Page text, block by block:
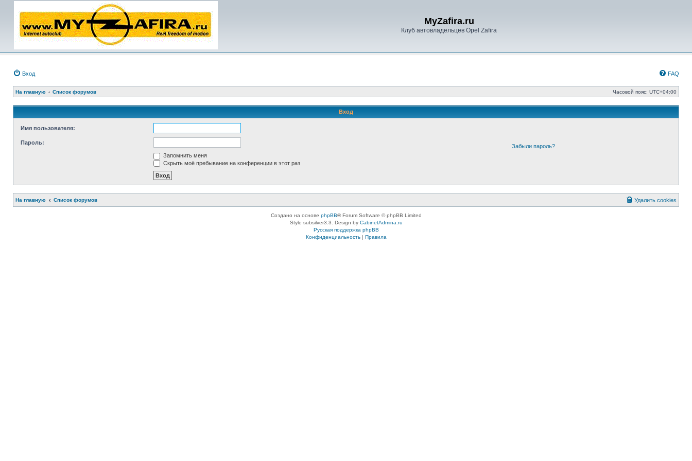
MyZafira.ru
Клуб автовладельцев Opel Zafira
Вход FAQ
На главную Список форумов Часовой пояс: UTC+04:00
Вход
Имя пользователя:
Пароль:
Забыли пароль?
Запомнить меня
Скрыть моё пребывание на конференции в этот раз
На главную Список форумов Удалить cookies
Создано на основе phpBB® Forum Software © phpBB Limited
Style subsilver3.3. Design by CabinetAdmina.ru
Русская поддержка phpBB
Конфиденциальность| Правила